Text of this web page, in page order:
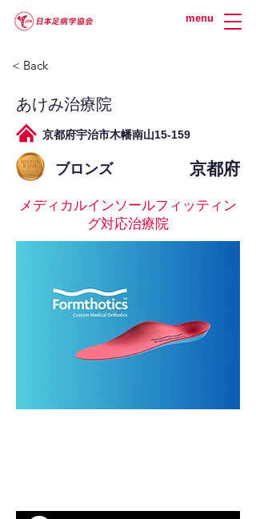
menu
< Back
あけみ治療院
京都府宇治市木幡南山15-159
ブロンズ 京都府
メディカルインソールフィッティン
グ対応治療院